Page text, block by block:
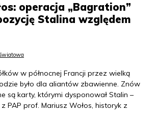
operacja „Bagration”
Stalina względem
w północnej Francji przez wielką
było dla aliantów zbawienne. Znów
są karty, którymi dysponował Stalin –
PAP prof. Mariusz Wołos, historyk z